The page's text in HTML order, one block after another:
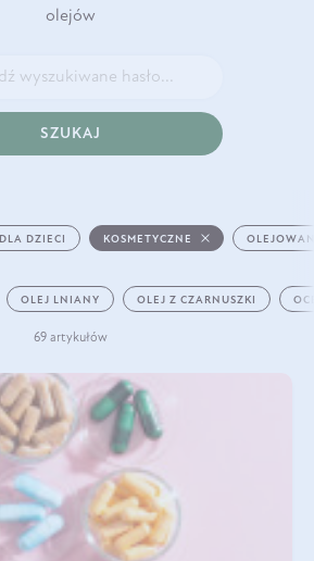
olejów
SZUKAJ
DLA DZIECI KOSMETYCZNE
OLEJ LNIANY OLEJ Z CZARNUSZKI
69 artykułów